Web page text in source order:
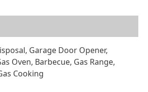
Garage Door Opener,
Oven, Barbecue, Gas Range,
Cooking